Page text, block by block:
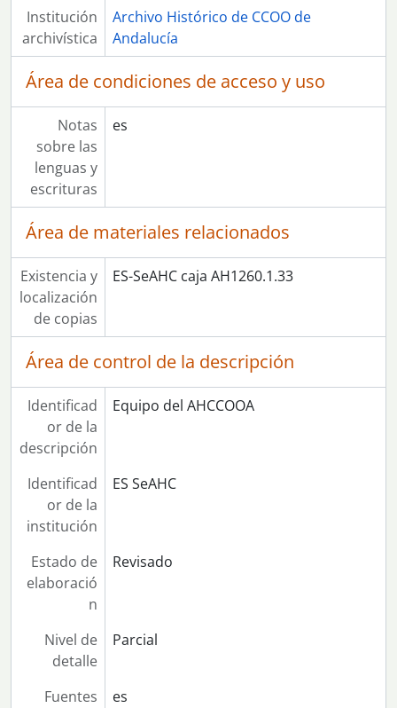
[Colección] 14 - Partido Socialista Obrero Español
[Colección] 15 - Partido Comunista de España (Internacional) PCE(I)
[Colección] 16 - Organización Revolucionaria de Trabajadores (ORT)
[Colección] 17 - Movimiento de Liberación Comunista (MLC)
[Colección] 18 - Organización Cuarta Internacional (OCI)
[Colección] 19 - Coordinación Democrática
[Colección] 20 - Partido Carlista
[Colección] 21 - Organización Socialista Revolucionaria (OSR)
[Colección] 22 - Partido Comunista de los Pueblos de España (PCPE)
[Colección] 23 - Partido Obrero de Unificación Marxista (POUM)
Institución
archivística
Archivo Histórico de CCOO de
Andalucía
Área de condiciones de acceso y uso
Notas
sobre las
lenguas y
escrituras
es
Área de materiales relacionados
Existencia y
localización
de copias
ES-SeAHC caja AH1260.1.33
Área de control de la descripción
Identificad
or de la
descripción
Equipo del AHCCOOA
Identificad
or de la
institución
ES SeAHC
Estado de
elaboració
n
Revisado
Nivel de
detalle
Parcial
Fuentes es